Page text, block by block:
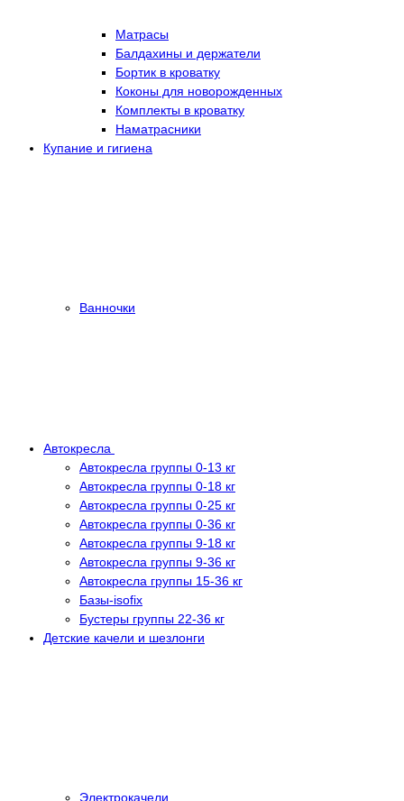
Матрасы
Балдахины и держатели
Бортик в кроватку
Коконы для новорожденных
Комплекты в кроватку
Наматрасники
Купание и гигиена
Ванночки
Автокресла
Автокресла группы 0-13 кг
Автокресла группы 0-18 кг
Автокресла группы 0-25 кг
Автокресла группы 0-36 кг
Автокресла группы 9-18 кг
Автокресла группы 9-36 кг
Автокресла группы 15-36 кг
Базы-isofix
Бустеры группы 22-36 кг
Детские качели и шезлонги
Электрокачели